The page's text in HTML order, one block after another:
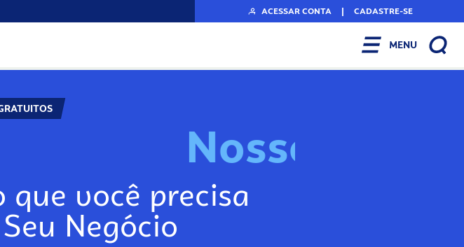
ACESSAR CONTA | CADASTRE-SE
MENU
No
você precisa
Negócio